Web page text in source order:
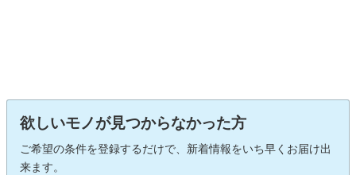
欲しいモノが見つからなかった方
ご希望の条件を登録するだけで、新着情報をいち早くお届け出
来ます。